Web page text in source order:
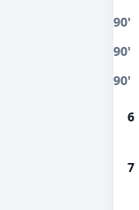
90'
90'
90'
6
7